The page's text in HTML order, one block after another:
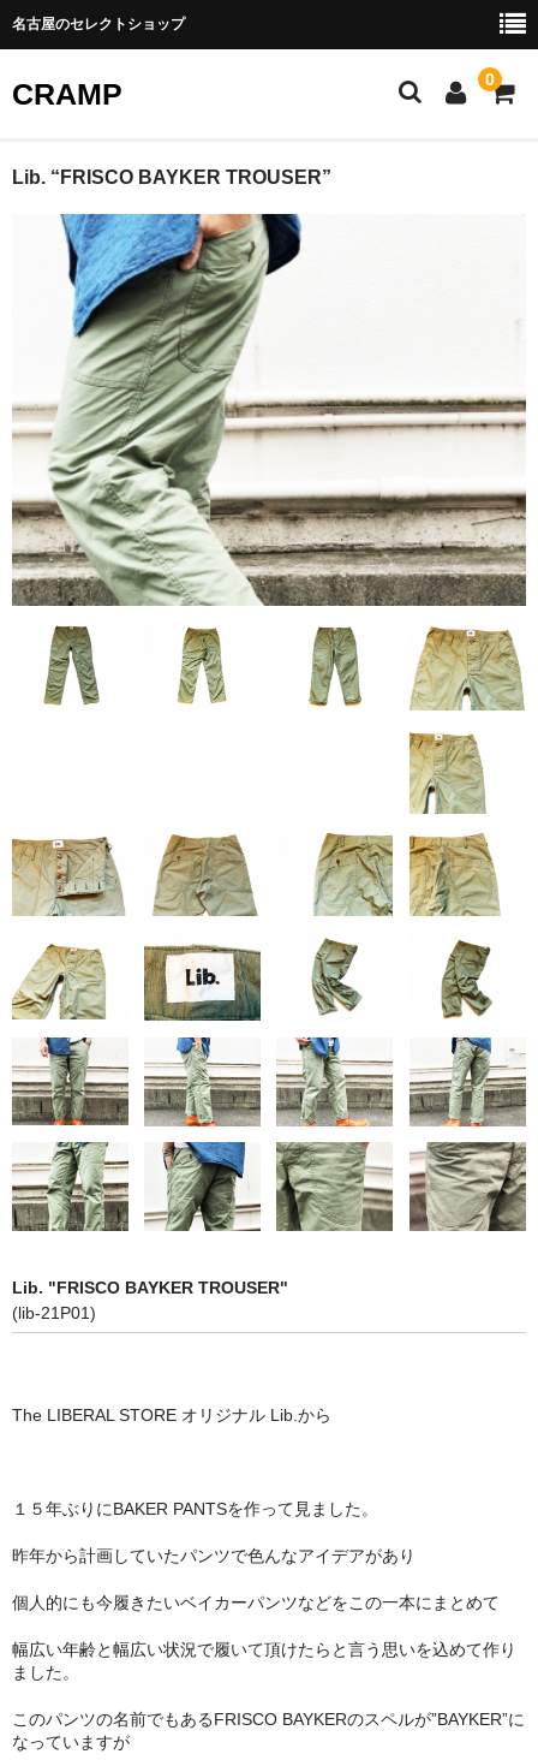
名古屋のセレクトショップ
CRAMP 0
ABOUT US
SHOPPING GUIDE
BLOG
CONTACT
Lib. “FRISCO BAYKER TROUSER”
Lib. "FRISCO BAYKER TROUSER"
(lib-21P01)
The LIBERAL STORE オリジナル Lib.から
１５年ぶりにBAKER PANTSを作って見ました。
昨年から計画していたパンツで色んなアイデアがあり
個人的にも今履きたいベイカーパンツなどをこの一本にまとめて
幅広い年齢と幅広い状況で履いて頂けたらと言う思いを込めて作り
ました。
このパンツの名前でもあるFRISCO BAYKERのスペルが”BAYKER”に
なっていますが